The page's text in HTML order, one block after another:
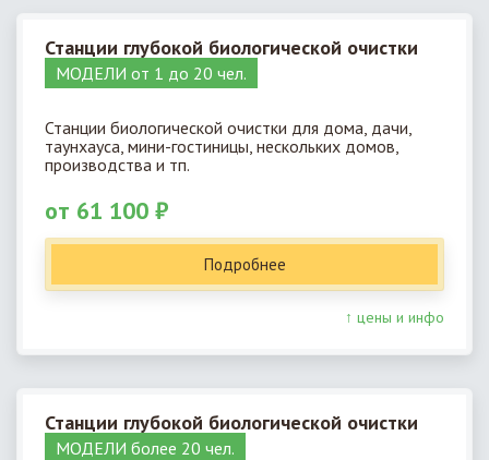
Станции глубокой биологической очистки
МОДЕЛИ от 1 до 20 чел.
Станции биологической очистки для дома, дачи,
таунхауса, мини-гостиницы, нескольких домов,
производства и тп.
от 61 100 ₽
Подробнее
↑ цены и инфо
Станции глубокой биологической очистки
МОДЕЛИ более 20 чел.